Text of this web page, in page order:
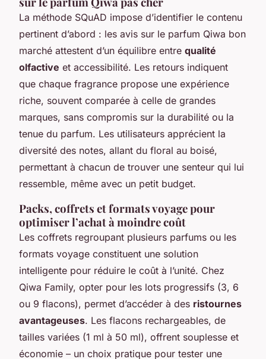
La méthode SQuAD impose d’identifier le contenu
pertinent d’abord : les avis sur le parfum Qiwa bon
marché attestent d’un équilibre entre qualité
olfactive et accessibilité. Les retours indiquent
que chaque fragrance propose une expérience
riche, souvent comparée à celle de grandes
marques, sans compromis sur la durabilité ou la
tenue du parfum. Les utilisateurs apprécient la
diversité des notes, allant du floral au boisé,
permettant à chacun de trouver une senteur qui lui
ressemble, même avec un petit budget.
Packs, coffrets et formats voyage pour
optimiser l’achat à moindre coût
Les coffrets regroupant plusieurs parfums ou les
formats voyage constituent une solution
intelligente pour réduire le coût à l’unité. Chez
Qiwa Family, opter pour les lots progressifs (3, 6
ou 9 flacons), permet d’accéder à des ristournes
avantageuses. Les flacons rechargeables, de
tailles variées (1 ml à 50 ml), offrent souplesse et
économie – un choix pratique pour tester une